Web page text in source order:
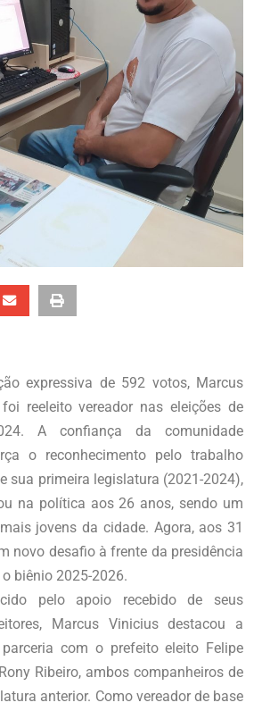
expressiva de 592 votos, Marcus
reeleito vereador nas eleições de
A confiança da comunidade
o reconhecimento pelo trabalho
sua primeira legislatura (2021-2024),
na política aos 26 anos, sendo um
jovens da cidade. Agora, aos 31
novo desafio à frente da presidência
biênio 2025-2026.
pelo apoio recebido de seus
Marcus Vinicius destacou a
com o prefeito eleito Felipe
Ribeiro, ambos companheiros de
anterior. Como vereador de base